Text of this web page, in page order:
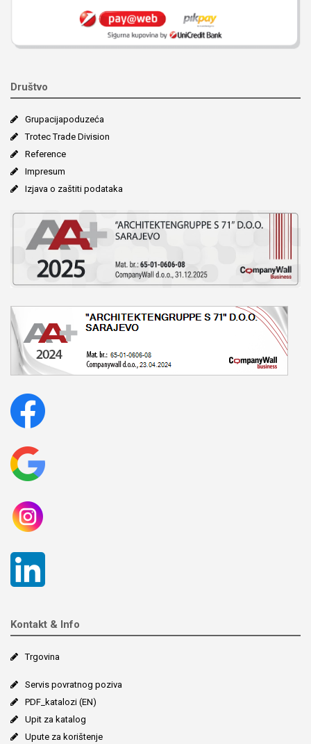
Društvo
Grupacija­poduzeća
Trotec Trade Division
Reference
Impresum
Izjava o zaštiti podataka
Kontakt & Info
Trgovina
Servis povratnog poziva
PDF_katalozi (EN)
Upit za katalog
Upute za korištenje